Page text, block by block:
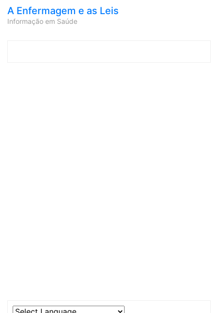
A Enfermagem e as Leis
Informação em Saúde